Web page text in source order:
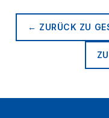
← ZURÜCK ZU